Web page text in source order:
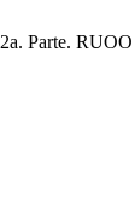
Parte.